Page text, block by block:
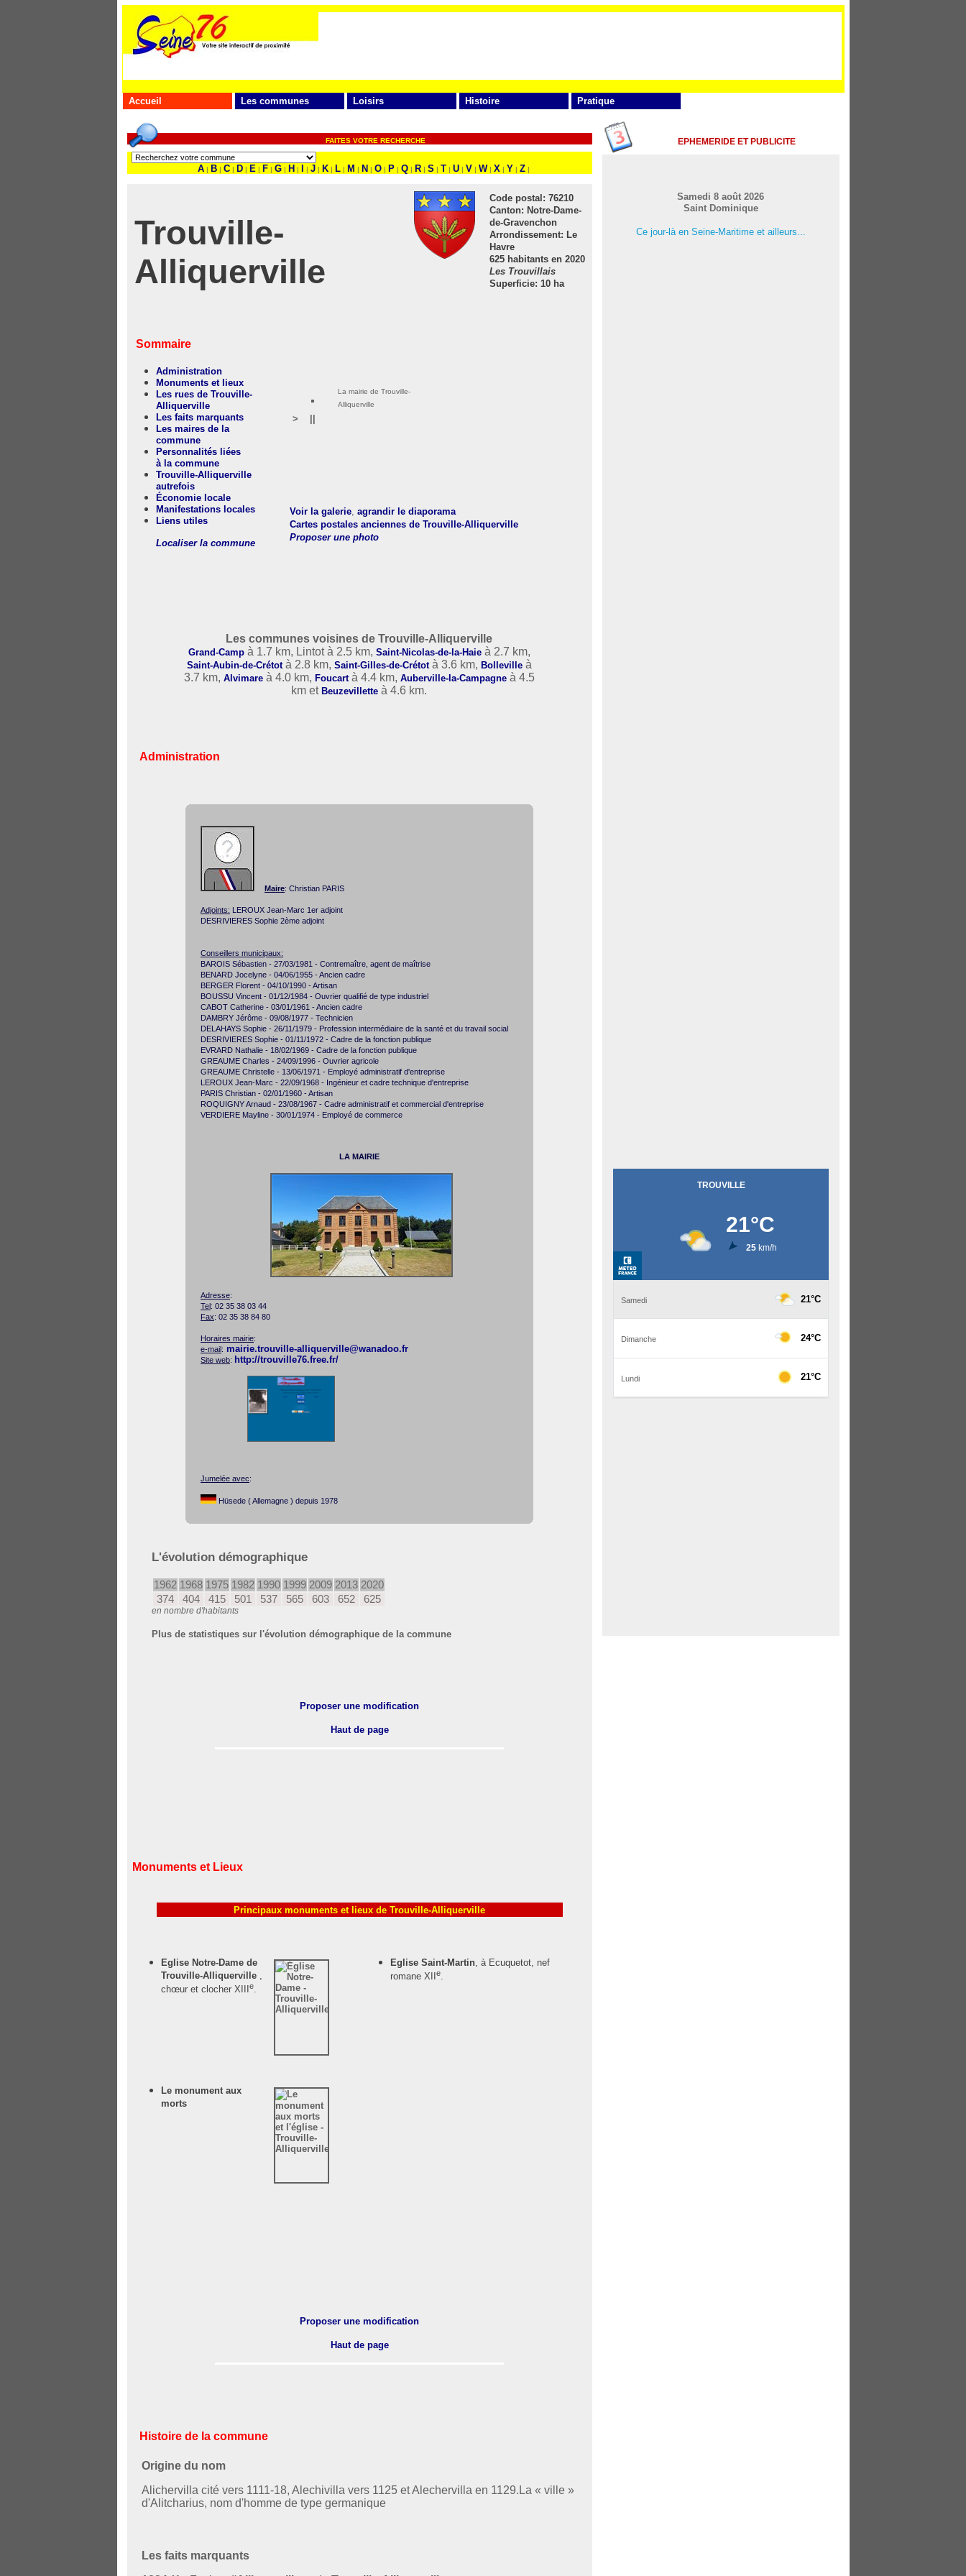
Accueil Les communes Loisirs Histoire Pratique
FAITES VOTRE RECHERCHE
A | B | C | D | E | F | G | H | | J | K | L | M | N | O | P | Q | R | S | T | U | V | W | X | Y | Z |
Trouville-
Alliquerville
Code postal: 76210
Canton: Notre-Dame-
de-Gravenchon
Arrondissement: Le
Havre
625 habitants en 2020
Les Trouvillais
Superficie: 10 ha
Sommaire
Administration
Monuments et lieux
Les rues de Trouville-
Alliquerville
Les faits marquants
Les maires de la
commune
Personnalités liées
à la commune
Trouville-Alliquerville
autrefois
Économie locale
Manifestations locales
Liens utiles
Localiser la commune
La mairie de Trouville-
Alliquerville
>
Voir la galerie, agrandir le diaporama
Cartes postales anciennes de Trouville-Alliquerville
Proposer une photo
Les communes voisines de Trouville-Alliquerville
Grand-Campà 1.7 km, Lintot à 2.5 km, Saint-Nicolas-de-la-Haieà 2.7 km,
Saint-Aubin-de-Crétotà 2.8 km, Saint-Gilles-de-Crétotà 3.6 km, Bollevilleà
3.7 km, Alvimareà 4.0 km, Foucartà 4.4 km, Auberville-la-Campagneà 4.5
km etBeuzevillette à 4.6 km.
Administration
Maire: Christian PARIS
Adjoints: LEROUX Jean-Marc 1er adjoint
DESRIVIERES Sophie 2ème adjoint
Conseillers municipaux:
BAROIS Sébastien - 27/03/1981 - Contremaître, agent de maîtrise
BENARD Jocelyne - 04/06/1955 - Ancien cadre
BERGER Florent - 04/10/1990 - Artisan
BOUSSU Vincent - 01/12/1984 - Ouvrier qualifié de type industriel
CABOT Catherine - 03/01/1961 - Ancien cadre
DAMBRY Jérôme - 09/08/1977 - Technicien
DELAHAYS Sophie - 26/11/1979 - Profession intermédiaire de la santé et du travail social
DESRIVIERES Sophie - 01/11/1972 - Cadre de la fonction publique
EVRARD Nathalie - 18/02/1969 - Cadre de la fonction publique
GREAUME Charles - 24/09/1996 - Ouvrier agricole
GREAUME Christelle - 13/06/1971 - Employé administratif d'entreprise
LEROUX Jean-Marc - 22/09/1968 - Ingénieur et cadre technique d'entreprise
PARIS Christian - 02/01/1960 - Artisan
ROQUIGNY Arnaud - 23/08/1967 - Cadre administratif et commercial d'entreprise
VERDIERE Mayline - 30/01/1974 - Employé de commerce
LA MAIRIE
Adresse:
Tel: 02 35 38 03 44
Fax: 02 35 38 84 80
Horaires mairie:
e-mail: mairie.trouville-alliquerville@wanadoo.fr
Site web: http://trouville76.free.fr/
Jumelée avec:
Hüsede ( Allemagne ) depuis 1978
L'évolution démographique
1962 1968 1975 1982 1990 1999 2009 2013 2020
374
404 415 501 537 565 603 652 625
en nombre d'habitants
Plus de statistiques sur l'évolution démographique de la commune
Proposer une modification
Haut de page
Monuments et Lieux
Principaux monuments et lieux de Trouville-Alliquerville
Eglise Notre-Dame de
Trouville-Alliquerville
chœur et clocher XIII
e.
Eglise Saint-Martin, à Ecuquetot, nef
romane XII
e.
Le monument aux
morts
Proposer une modification
Haut de page
Histoire de la commune
Origine du nom
Alichervilla cité vers 1111-18, Alechivilla vers 1125 et Alechervilla en 1129.La « ville »
d'Alitcharius, nom d'homme de type germanique
Les faits marquants
EPHEMERIDE ET PUBLICITE
Samedi 8 août 2026
Saint Dominique
Ce jour-là en Seine-Maritime et ailleurs...